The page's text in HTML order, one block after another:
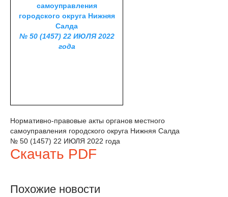
самоуправления
городского округа Нижняя
Салда
№ 50 (1457) 22 ИЮЛЯ 2022
года
Нормативно-правовые акты органов местного
самоуправления городского округа Нижняя Салда
№ 50 (1457) 22 ИЮЛЯ 2022 года
Скачать PDF
Похожие новости